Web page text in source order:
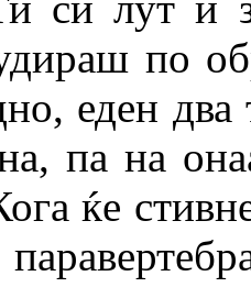
по
еден
па на
ќе